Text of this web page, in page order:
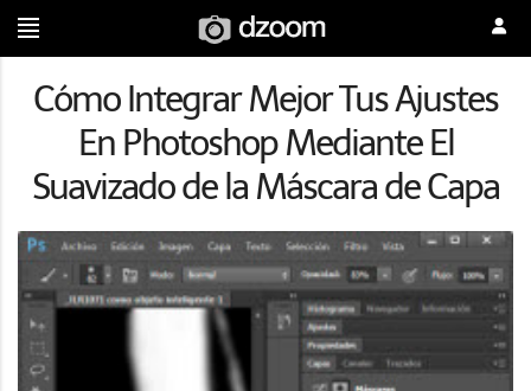
Cómo Integrar Mejor Tus Ajustes
En Photoshop Mediante El
Suavizado de la Máscara de Capa